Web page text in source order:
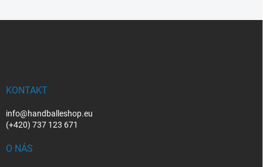
KONTAKT
info@handballeshop.eu
(+420) 737 123 671
O NÁS